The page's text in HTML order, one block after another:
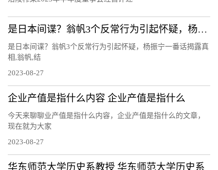
是日本间谍？翁帆3个反常行为引起怀疑，杨振宁一番话揭露真相
是日本间谍？翁帆3个反常行为引起怀疑，杨振宁一番话揭露真
相,翁帆,结
2023-08-27
企业产值是指什么内容 企业产值是指什么
今天来聊聊业产值是指什么内容，企业产值是指什么的文章，
现在就为大家
2023-08-27
华东师范大学历史系教授 华东师范大学历史系